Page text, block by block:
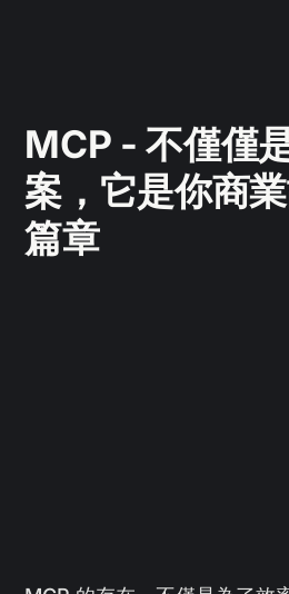
MCP - 不僅僅
案，它是你商
篇章